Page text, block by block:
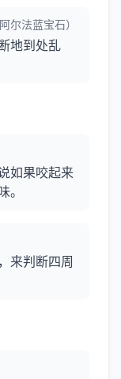
尔法蓝宝石）
地到处乱
如果咬起来
。
来判断四周